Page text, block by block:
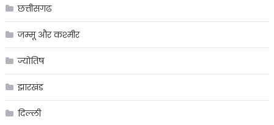
छत्तीसगढ
जम्मू और कश्मीर
ज्योतिष
झारखंड
दिल्ली